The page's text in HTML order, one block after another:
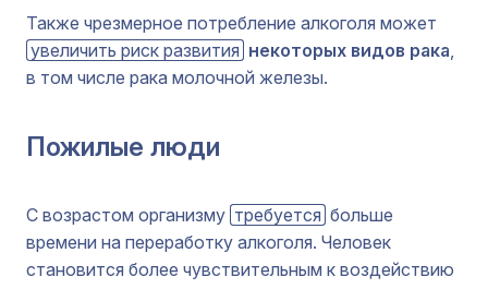
Также чрезмерное потребление алкоголя может
увеличить риск развития некоторых видов рака,
в том числе рака молочной железы.
Пожилые люди
С возрастом организму требуется больше
времени на переработку алкоголя. Человек
становится более чувствительным к воздействию